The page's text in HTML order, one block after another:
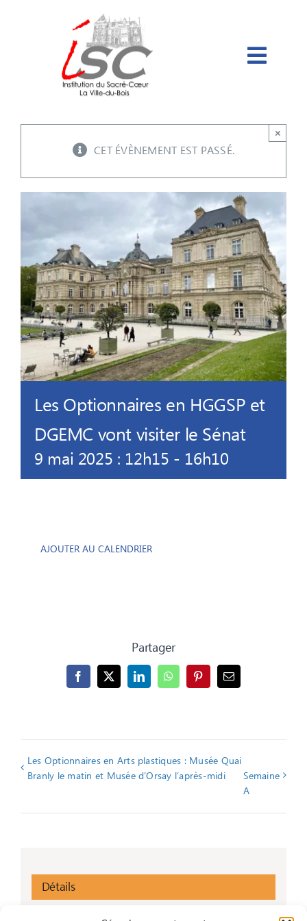
CET ÉVÈNEMENT EST PASSÉ.
×
Les Optionnaires en HGGSP et
DGEMC vont visiter le Sénat
9 mai 2025 : 12h15 - 16h10
AJOUTER AU CALENDRIER
Partager
Facebook
X LinkedInWhatsAppPinterestEmail
Les Optionnaires en Arts plastiques : Musée Quai
Branly le matin et Musée d’Orsay l’après-midi
Semaine
A
Détails